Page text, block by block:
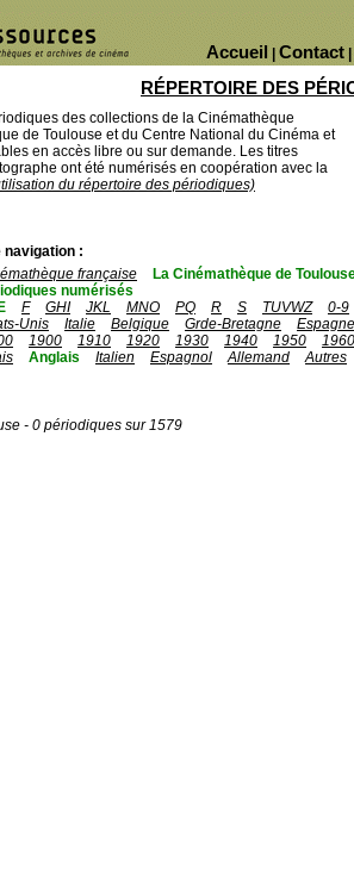
Contact
Accueil
RÉPERTOIRE DES
des collections de la Cinémathèque
de Toulouse et du Centre National du Cinéma et
en accès libre ou sur demande. Les titres
ont été numérisés en coopération avec la
du répertoire des périodiques)
:
française La Cinémathèque de
numérisés
F GHI JKL MNO PQ R S TUVWZ
0-9
Unis Italie Belgique Grde-Bretagne Espagne
1900 1910 1920 1930 1940 1950 1960
Anglais Italien Espagnol Allemand
Autres
- 0 périodiques sur 1579